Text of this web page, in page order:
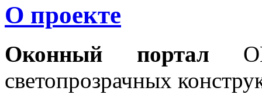
О проекте
Оконный портал
светопрозрачных